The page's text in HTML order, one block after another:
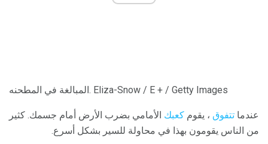
المبالغة في المطحنه. Eliza-Snow / E + / Getty Images
عندما تتفوق ، يقوم كعبك الأمامي بضرب الأرض أمام جسمك. كثير
من الناس يقومون بهذا في محاولة للسير بشكل أسرع.